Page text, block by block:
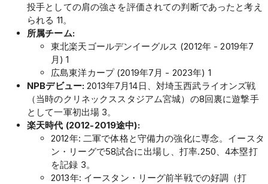
投手としての肩の強さを評価されての判断であったと考え
られる 11。
所属チーム:
東北楽天ゴールデンイーグルス (2012年 - 2019年7
月) 1
広島東洋カープ (2019年7月 - 2023年) 1
NPBデビュー: 2013年7月14日、対埼玉西武ライオンズ戦
（当時のクリネックススタジアム宮城）の8回裏に遊撃手
として一軍初出場 3。
楽天時代 (2012-2019途中):
2012年: 二軍で体格と守備力の強化に専念。イースタ
ン・リーグで58試合に出場し、打率.250、4本塁打
を記録 3。
2013年: イースタン・リーグ前半戦での好調（打